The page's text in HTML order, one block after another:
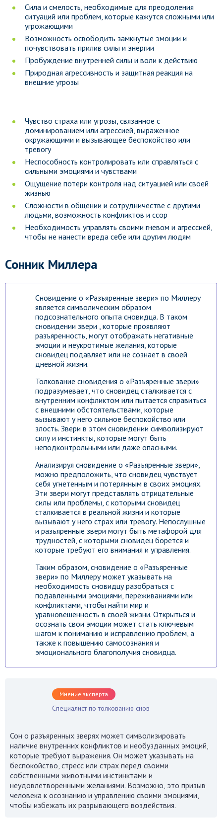
Сила и смелость, необходимые для преодоления
ситуаций или проблем, которые кажутся сложными или
угрожающими
Возможность освободить замкнутые эмоции и
почувствовать прилив силы и энергии
Пробуждение внутренней силы и воли к действию
Природная агрессивность и защитная реакция на
внешние угрозы
Чувство страха или угрозы, связанное с
доминированием или агрессией, выраженное
окружающими и вызывающее беспокойство или
тревогу
Неспособность контролировать или справляться с
сильными эмоциями и чувствами
Ощущение потери контроля над ситуацией или своей
жизнью
Сложности в общении и сотрудничестве с другими
людьми, возможность конфликтов и ссор
Необходимость управлять своими гневом и агрессией,
чтобы не нанести вреда себе или другим людям
Сонник Миллера
Сновидение о «Разъяренные звери» по Миллеру
является символическим образом
подсознательного опыта сновидца. В таком
сновидении звери , которые проявляют
разъяренность, могут отображать негативные
эмоции и неукротимые желания, которые
сновидец подавляет или не сознает в своей
дневной жизни.
Толкование сновидения о «Разъяренные звери»
подразумевает, что сновидец сталкивается с
внутренним конфликтом или пытается справиться
с внешними обстоятельствами, которые
вызывают у него сильное беспокойство или
злость. Звери в этом сновидении символизируют
силу и инстинкты, которые могут быть
неподконтрольными или даже опасными.
Анализируя сновидение о «Разъяренные звери»,
можно предположить, что сновидец чувствует
себя угнетенным и потерянным в своих эмоциях.
Эти звери могут представлять отрицательные
силы или проблемы, с которыми сновидец
сталкивается в реальной жизни и которые
вызывают у него страх или тревогу. Непослушные
и разъяренные звери могут быть метафорой для
трудностей, с которыми сновидец борется и
которые требуют его внимания и управления.
Таким образом, сновидение о «Разъяренные
звери» по Миллеру может указывать на
необходимость сновидцу разобраться с
подавленными эмоциями, переживаниями или
конфликтами, чтобы найти мир и
уравновешенность в своей жизни. Открыться и
осознать свои эмоции может стать ключевым
шагом к пониманию и исправлению проблем, а
также к повышению самосознания и
эмоционального благополучия сновидца.
Мнение эксперта
Специалист по толкованию снов
Сон о разъяренных зверях может символизировать
наличие внутренних конфликтов и необузданных эмоций,
которые требуют выражения. Он может указывать на
беспокойство, стресс или страх перед своими
собственными животными инстинктами и
неудовлетворенными желаниями. Возможно, это призыв
человека к осознанию и управлению своими эмоциями,
чтобы избежать их разрывающего воздействия.